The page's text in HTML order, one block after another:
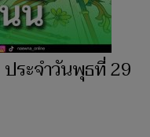
ระจำวันพุธที่ 29